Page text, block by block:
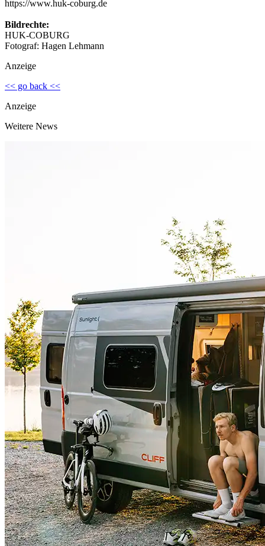
https://www.huk-coburg.de
Bildrechte:
HUK-COBURG
Fotograf: Hagen Lehmann
Anzeige
<< go back <<
Anzeige
Weitere News